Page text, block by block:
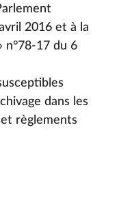
2016 et à la
n°78-17 du 6
dans les
règlements